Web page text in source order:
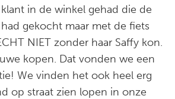
in de winkel gehad die de
had gekocht maar met de fiets
NIET zonder haar Saffy kon.
kopen. Dat vonden we een
We vinden het ook heel erg
op straat zien lopen in onze